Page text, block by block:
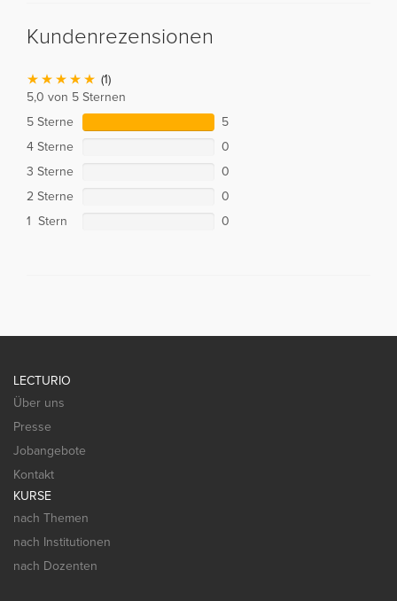
Kundenrezensionen
(1)
5,0 von 5 Sternen
5 Sterne
5
4 Sterne
0
3 Sterne
0
2 Sterne
0
1 Stern
0
LECTURIO
Über uns
Presse
Jobangebote
Kontakt
KURSE
nach Themen
nach Institutionen
nach Dozenten